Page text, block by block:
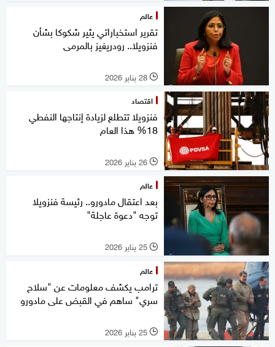
عالم
تقرير استخباراتي يثير شكوكا بشأن
فنزويلا.. رودريغيز بالمرمى
l 28 يناير 2026
اقتصاد
فنزويلا تتطلع لزيادة إنتاجها النفطي
18% هذا العام
l 26 يناير 2026
عالم
بعد اعتقال مادورو.. رئيسة فنزويلا
توجه "دعوة عاجلة"
l 25 يناير 2026
عالم
ترامب يكشف معلومات عن "سلاح
سري" ساهم في القبض على مادورو
l 25 يناير 2026